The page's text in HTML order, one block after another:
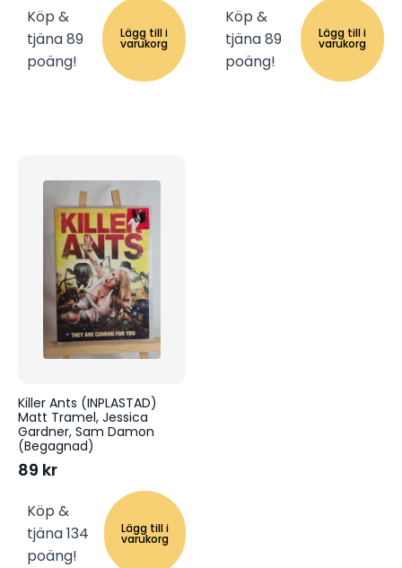
Köp &
tjäna 89
poäng!
Lägg till i
varukorg
Köp &
tjäna 89
poäng!
Lägg till i
varukorg
Killer Ants (INPLASTAD)
Matt Tramel, Jessica
Gardner, Sam Damon
(Begagnad)
89 kr
Köp &
tjäna 134
poäng!
Lägg till i
varukorg